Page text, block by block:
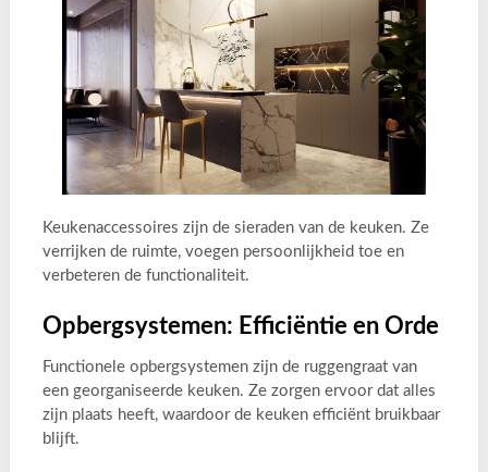
Keukenaccessoires zijn de sieraden van de keuken. Ze
verrijken de ruimte, voegen persoonlijkheid toe en
verbeteren de functionaliteit.
Opbergsystemen: Efficiëntie en Orde
Functionele opbergsystemen zijn de ruggengraat van
een georganiseerde keuken. Ze zorgen ervoor dat alles
zijn plaats heeft, waardoor de keuken efficiënt bruikbaar
blijft.